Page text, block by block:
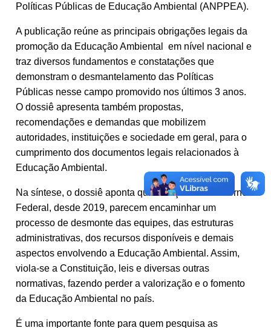
Políticas Públicas de Educação Ambiental (ANPPEA).
A publicação reúne as principais obrigações legais da
promoção da Educação Ambiental em nível nacional e
traz diversos fundamentos e constatações que
demonstram o desmantelamento das Políticas
Públicas nesse campo promovido nos últimos 3 anos.
O dossiê apresenta também propostas,
recomendações e demandas que mobilizem
autoridades, instituições e sociedade em geral, para o
cumprimento dos documentos legais relacionados à
Educação Ambiental.
Na síntese, o dossiê aponta que as ações do Governo
Federal, desde 2019, parecem encaminhar um
processo de desmonte das equipes, das estruturas
administrativas, dos recursos disponíveis e demais
aspectos envolvendo a Educação Ambiental. Assim,
viola-se a Constituição, leis e diversas outras
normativas, fazendo perder a valorização e o fomento
da Educação Ambiental no país.
É uma importante fonte para quem pesquisa as